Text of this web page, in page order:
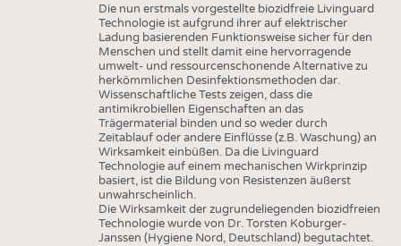
Die nun erstmals vorgestellte biozidfreie Livinguard
Technologie ist aufgrund ihrer auf elektrischer
Ladung basierenden Funktionsweise sicher für den
Menschen und stellt damit eine hervorragende
umwelt- und ressourcenschonende Alternative zu
herkömmlichen Desinfektionsmethoden dar.
Wissenschaftliche Tests zeigen, dass die
antimikrobiellen Eigenschaften an das
Trägermaterial binden und so weder durch
Zeitablauf oder andere Einflüsse (z.B. Waschung) an
Wirksamkeit einbüßen. Da die Livinguard
Technologie auf einem mechanischen Wirkprinzip
basiert, ist die Bildung von Resistenzen äußerst
unwahrscheinlich.
Die Wirksamkeit der zugrundeliegenden biozidfreien
Technologie wurde von Dr. Torsten Koburger-
Janssen (Hygiene Nord, Deutschland) begutachtet.